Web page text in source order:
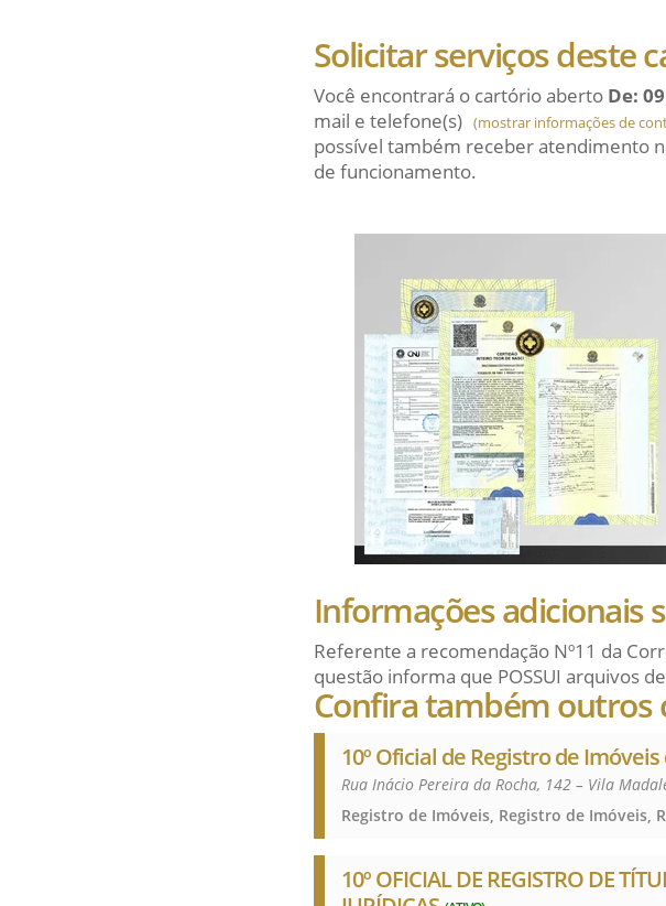
Solicitar serviços deste
Você encontrará o cartório aberto De:
mail e telefone(s) (mostrar informações de
possível também receber atendimento
de funcionamento.
Informações adicionais
Referente a recomendação Nº11 da
questão informa que POSSUI arquivos
Confira também outros
10º Oficial de Registro de Imóveis
Rua Inácio Pereira da Rocha, 142 – Vila
Registro de Imóveis, Registro de Imóveis,
10º OFICIAL DE REGISTRO DE